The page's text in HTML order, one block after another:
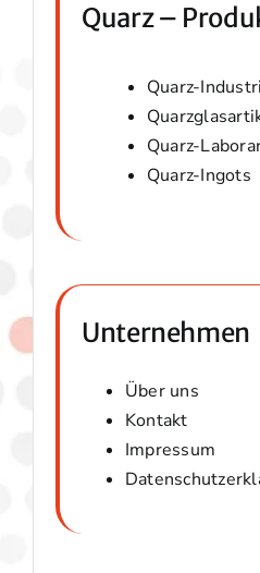
Quarz –
Quarz-
Quarz-
Quarz-Ingots
Unternehmen
Über uns
Kontakt
Impressum